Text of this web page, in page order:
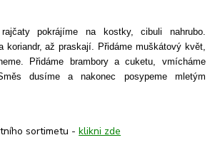
pokrájíme na kostky, cibuli nahrubo.
koriandr, až praskají. Přidáme muškátový květ,
Přidáme brambory a cuketu, vmícháme
dusíme a nakonec posypeme mletým
sortimetu -klikni zde